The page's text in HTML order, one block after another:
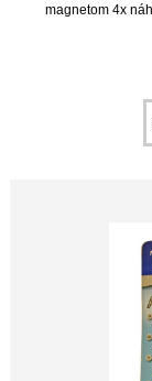
magnetom 4x